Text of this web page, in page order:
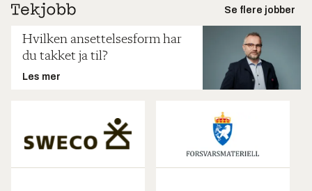
Se flere jobber
Hvilken ansettelsesform har
du takket ja til?
Les mer